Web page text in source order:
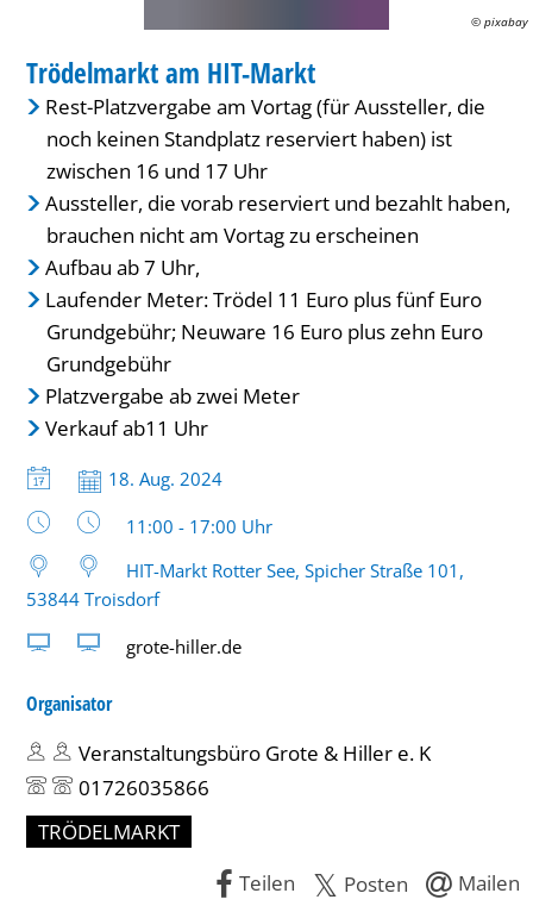
© pixabay
KATEGORIE: MARKT
Trödelmarkt am HIT-Markt
Rest-Platzvergabe am Vortag (für Aussteller, die
noch keinen Standplatz reserviert haben) ist
zwischen 16 und 17 Uhr
Aussteller, die vorab reserviert und bezahlt haben,
brauchen nicht am Vortag zu erscheinen
Aufbau ab 7 Uhr,
Laufender Meter: Trödel 11 Euro plus fünf Euro
Grundgebühr; Neuware 16 Euro plus zehn Euro
Grundgebühr
Platzvergabe ab zwei Meter
Verkauf ab11 Uhr
Datum:
18. Aug. 2024
Uhrzeit:
11:00 - 17:00 Uhr
HIT-Markt Rotter See, Spicher Straße 101,
53844 Troisdorf
grote-hiller.de
Organisator
Veranstaltungsbüro Grote & Hiller e. K
01726035866
TRÖDELMARKT
Teilen
Posten
Mailen